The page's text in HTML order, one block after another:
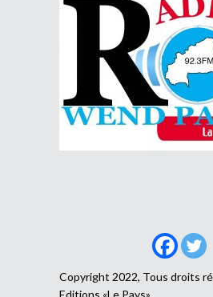
Copyright 2022, Tous droits